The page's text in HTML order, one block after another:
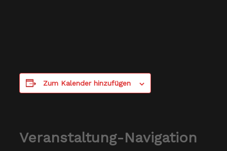
Zum Kalender hinzufügen
Veranstaltung-Navigation